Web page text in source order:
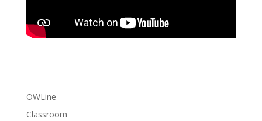
OWLine
Classroom